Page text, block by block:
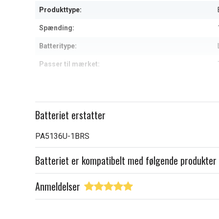
Produkttype:
Spænding:
Batteritype:
Passer til mærket:
Batteriet erstatter
PA5136U-1BRS
Batteriet er kompatibelt med følgende produkter
Anmeldelser